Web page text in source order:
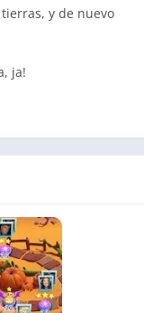
y de nuevo
ja!